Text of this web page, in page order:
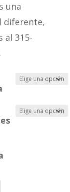
una
diferente,
al 315-